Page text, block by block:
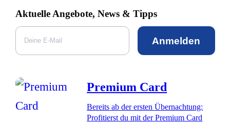
Aktuelle Angebote, News & Tipps
Anmelden
Premium Card
Bereits ab der ersten Übernachtung:
Profitierst du mit der Premium Card